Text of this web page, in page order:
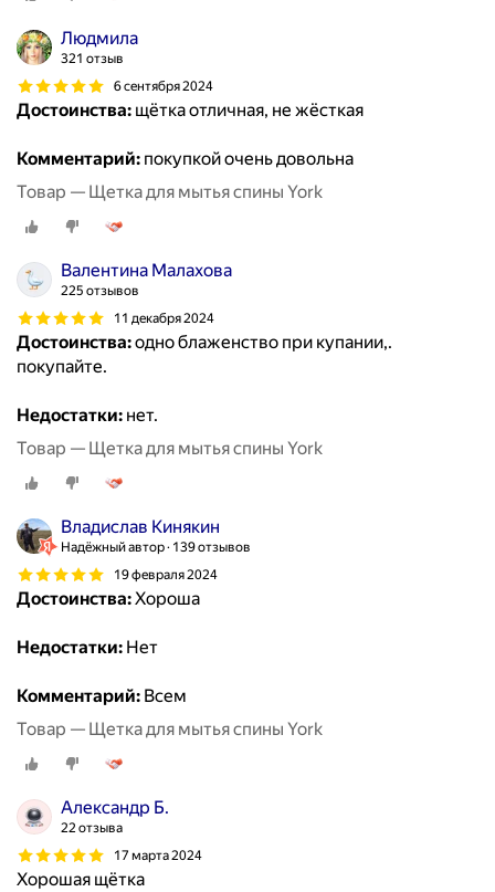
Людмила
321 отзыв
6 сентября 2024
Достоинства: щётка отличная, не жёсткая
Комментарий: покупкой очень довольна
Товар — Щетка для мытья спины York
Валентина Малахова
225 отзывов
11 декабря 2024
Достоинства:одно блаженство при купании,.
покупайте.
Недостатки: нет.
Товар — Щетка для мытья спины York
Владислав Кинякин
Надёжный автор 139 отзывов
19 февраля 2024
Достоинства:Хороша
Недостатки: Нет
Комментарий: Всем
Товар — Щетка для мытья спины York
Александр Б.
22 отзыва
17 марта 2024
Хорошая щётка